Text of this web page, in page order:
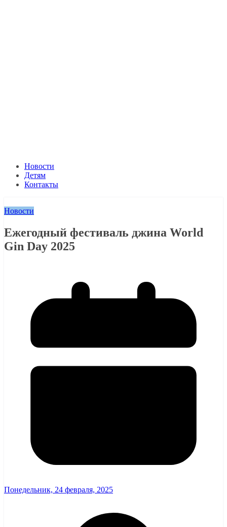
Новости
Детям
Контакты
Новости
Ежегодный фестиваль джина World
Gin Day 2025
Понедельник, 24 февраля, 2025